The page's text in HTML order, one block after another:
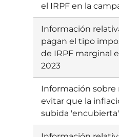
el IRPF en la
Información
pagan el tipo
de IRPF marginal
2023
Información sobre
evitar que la
subida